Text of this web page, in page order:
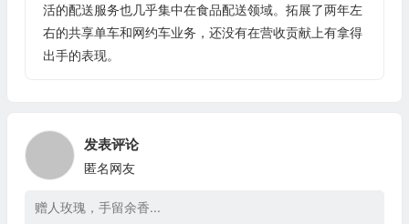
活的配送服务也几乎集中在食品配送领域。拓展了两年左
右的共享单车和网约车业务，还没有在营收贡献上有拿得
出手的表现。
发表评论
匿名网友